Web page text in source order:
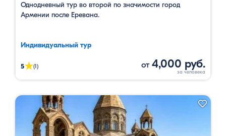
Однодневный тур во второй по значимости город
Армении после Еревана.
Индивидуальный тур
5★(1) от 4,000 руб.